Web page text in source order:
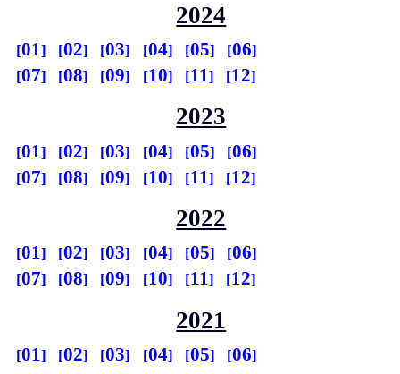
2024
01 02 03 04 05
06
07
08 09 10 11 12
2023
01 02 03 04 05
06
07
08 09 10 11 12
2022
01 02 03 04 05
06
07
08 09 10 11 12
2021
01 02 03 04 05
06